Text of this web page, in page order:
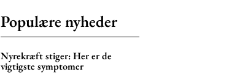
Populære nyheder
Nyrekræft stiger: Her er de
vigtigste symptomer